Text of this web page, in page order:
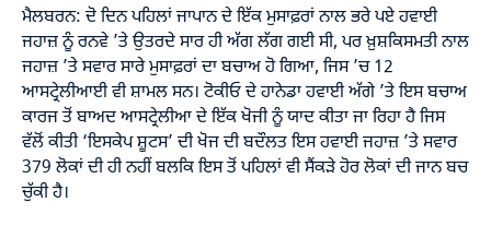
ਮੈਲਬਰਨ: ਦੋ ਦਿਨ ਪਹਿਲਾਂ ਜਾਪਾਨ ਦੇ ਇੱਕ ਮੁਸਾਫ਼ਰਾਂ ਨਾਲ ਭਰੇ ਪਏ ਹਵਾਈ
ਜਹਾਜ਼ ਨੂੰ ਰਨਵੇ ’ਤੇ ਉਤਰਦੇ ਸਾਰ ਹੀ ਅੱਗ ਲੱਗ ਗਈ ਸੀ, ਪਰ ਖ਼ੁਸ਼ਕਿਸਮਤੀ ਨਾਲ
ਜਹਾਜ਼ ’ਤੇ ਸਵਾਰ ਸਾਰੇ ਮੁਸਾਫ਼ਰਾਂ ਦਾ ਬਚਾਅ ਹੋ ਗਿਆ, ਜਿਸ ’ਚ 12
ਆਸਟ੍ਰੇਲੀਆਈ ਵੀ ਸ਼ਾਮਲ ਸਨ। ਟੋਕੀਓ ਦੇ ਹਾਨੇਡਾ ਹਵਾਈ ਅੱਗੇ ’ਤੇ ਇਸ ਬਚਾਅ
ਕਾਰਜ ਤੋਂ ਬਾਅਦ ਆਸਟ੍ਰੇਲੀਆ ਦੇ ਇੱਕ ਖੋਜੀ ਨੂੰ ਯਾਦ ਕੀਤਾ ਜਾ ਰਿਹਾ ਹੈ ਜਿਸ
ਵੱਲੋਂ ਕੀਤੀ ‘ਇਸਕੇਪ ਸ਼ੂਟਸ’ ਦੀ ਖੋਜ ਦੀ ਬਦੌਲਤ ਇਸ ਹਵਾਈ ਜਹਾਜ਼ ’ਤੇ ਸਵਾਰ
379 ਲੋਕਾਂ ਦੀ ਹੀ ਨਹੀਂ ਬਲਕਿ ਇਸ ਤੋਂ ਪਹਿਲਾਂ ਵੀ ਸੈਂਕੜੇ ਹੋਰ ਲੋਕਾਂ ਦੀ ਜਾਨ ਬਚ
ਚੁੱਕੀ ਹੈ।